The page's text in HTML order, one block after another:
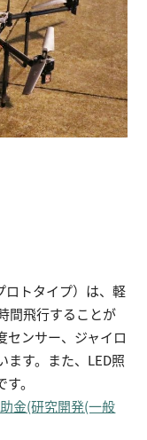
ロトタイプ）は、軽
間飛行することが
センサー、ジャイロ
ます。また、LED照
。
金(研究開発(一般